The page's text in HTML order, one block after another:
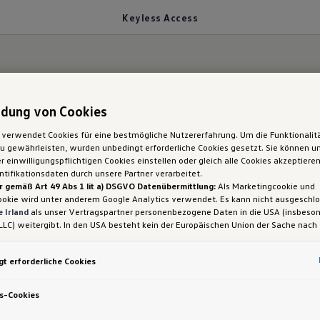
Keyless Access
Golf GTE: Keyless
dem Autoschlüssel in der Hosen-, Hand- oder
1,5 Meter von deinem Golf GTE entfernt bist,
von Cookies
verwendet Cookies für eine bestmögliche Nutzererfahrung. Um die
gewährleisten, wurden unbedingt erforderliche Cookies gesetzt. Sie können
einwilligungspflichtigen Cookies einstellen oder gleich alle Cookies
durch unsere Partner verarbeitet.
gemäß Art 49 Abs 1 lit a) DSGVO Datenübermittlung:Als Marketingcookie und
wird unter anderem Google Analytics verwendet. Es kann nicht
Irland als unser Vertragspartner personenbezogene Daten in die USA
weitergibt. In den USA besteht kein der Europäischen Union der Sache nach
durchsetzen können, in den USA keine Datenschutzgrundsätze bestehen,
können, wobei Eingriffe in Ihre persönlichen Rechte und Freiheiten nicht
beschränkt sind.
erforderliche Cookies
Cookies